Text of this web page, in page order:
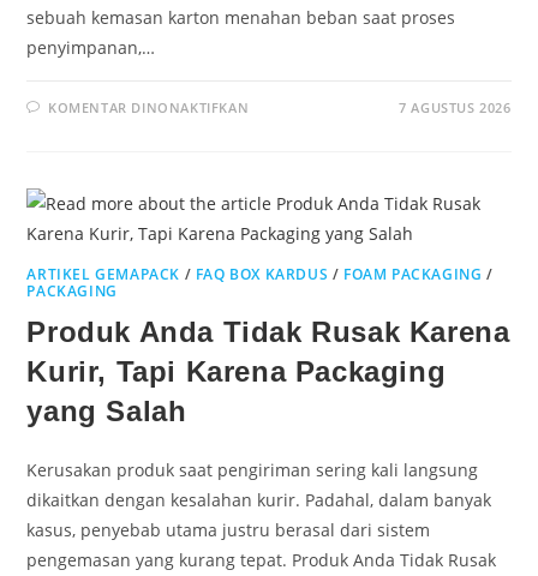
sebuah kemasan karton menahan beban saat proses
penyimpanan,…
KOMENTAR DINONAKTIFKAN 7 AGUSTUS 2026
ARTIKEL GEMAPACK / FAQ BOX KARDUS / FOAM PACKAGING /
PACKAGING
Produk Anda Tidak Rusak Karena
Kurir, Tapi Karena Packaging
yang Salah
Kerusakan produk saat pengiriman sering kali langsung
dikaitkan dengan kesalahan kurir. Padahal, dalam banyak
kasus, penyebab utama justru berasal dari sistem
pengemasan yang kurang tepat. Produk Anda Tidak Rusak